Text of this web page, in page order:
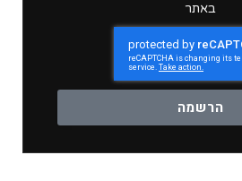
באתר
הרשמה